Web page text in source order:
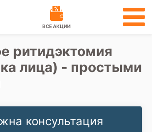
ВСЕ АКЦИИ
ритидэктомия
лица) - простыми
консультация